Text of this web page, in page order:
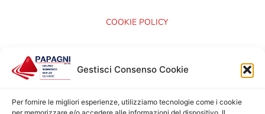
Gestisci Consenso Cookie
Per fornire le migliori esperienze, utilizziamo tecnologie come i cookie
COOKIE POLICY